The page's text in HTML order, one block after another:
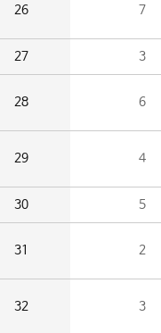
26 7
27 3
28 6
29 4
30 5
31 2
32 3